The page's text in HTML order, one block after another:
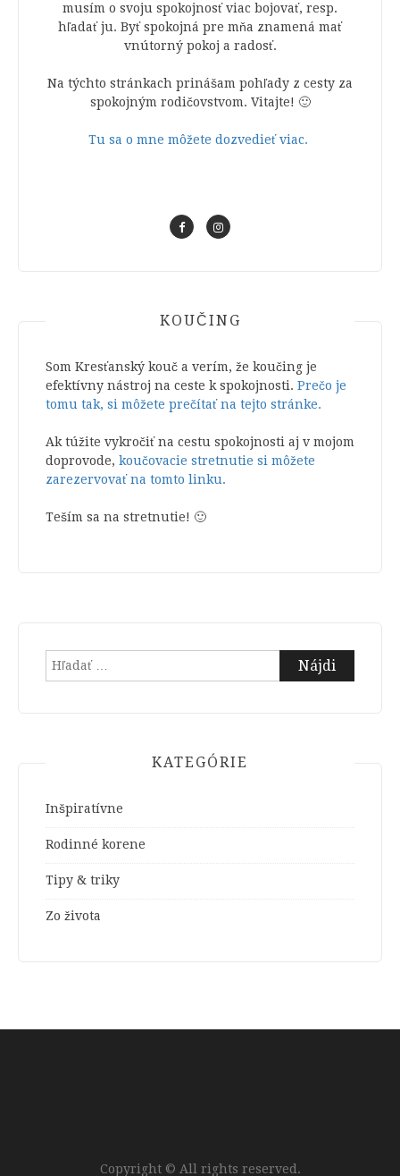
musím o svoju spokojnosť viac bojovať, resp.
hľadať ju. Byť spokojná pre mňa znamená mať
vnútorný pokoj a radosť.
Na týchto stránkach prinášam pohľady z cesty za
spokojným rodičovstvom. Vitajte! 🙂
Tu sa o mne môžete dozvedieť viac.
KOUČING
Som Kresťanský kouč a verím, že koučing je
efektívny nástroj na ceste k spokojnosti. Prečo je
tomu tak, si môžete prečítať na tejto stránke.
Ak túžite vykročiť na cestu spokojnosti aj v mojom
doprovode, koučovacie stretnutie si môžete
zarezervovať na tomto linku.
Teším sa na stretnutie! 🙂
Hľadať:
KATEGÓRIE
Inšpiratívne
Rodinné korene
Tipy & triky
Zo života
Copyright © All rights reserved.